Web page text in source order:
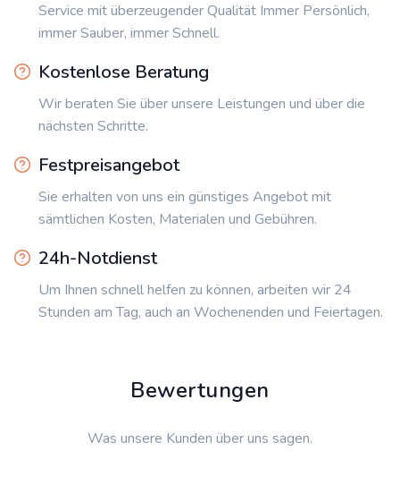
Service mit überzeugender Qualität Immer Persönlich,
immer Sauber, immer Schnell.
Kostenlose Beratung
Wir beraten Sie über unsere Leistungen und über die
nächsten Schritte.
Festpreisangebot
Sie erhalten von uns ein günstiges Angebot mit
sämtlichen Kosten, Materialen und Gebühren.
24h-Notdienst
Um Ihnen schnell helfen zu können, arbeiten wir 24
Stunden am Tag, auch an Wochenenden und Feiertagen.
Bewertungen
Was unsere Kunden über uns sagen.